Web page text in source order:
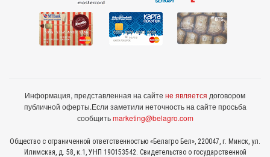
Информация, представленная на сайте не является договором
публичной оферты.Если заметили неточность на сайте просьба
сообщитьmarketing@belagro.com
Общество с ограниченной ответственностью «Белагро Бел», 220047, г. Минск, ул.
Илимская, д. 58, к.1, УНП 190153542. Свидетельство о государственной